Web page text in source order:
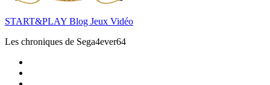
START&PLAY Blog Jeux Vidéo
Les chroniques de Sega4ever64